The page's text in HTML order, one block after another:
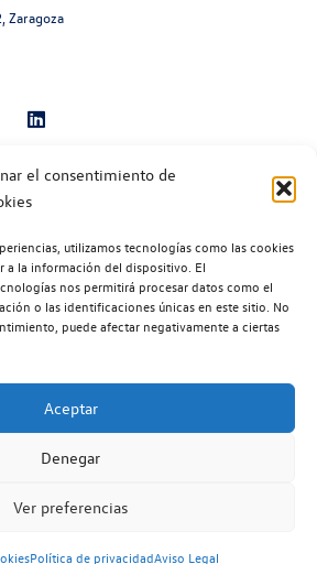
el consentimiento de
utilizamos tecnologías como las cookies
a la información del dispositivo. El
nos permitirá procesar datos como el
o las identificaciones únicas en este sitio. No
puede afectar negativamente a ciertas
Aceptar
Denegar
Ver preferencias
Política de privacidadAviso Legal
Zaragoza
| Aviso legal |Política de privacidad |
de cookies |Código ético |
Comerciales EU Data Act (Reglamento (EU)